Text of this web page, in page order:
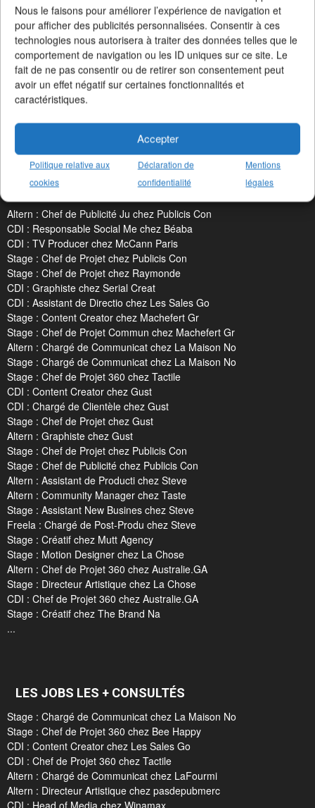
Nous le faisons pour améliorer l’expérience de navigation et
pour afficher des publicités personnalisées. Consentir à ces
technologies nous autorisera à traiter des données telles que le
comportement de navigation ou les ID uniques sur ce site. Le
fait de ne pas consentir ou de retirer son consentement peut
avoir un effet négatif sur certaines fonctionnalités et
caractéristiques.
Accepter
Politique relative aux
cookies
Déclaration de
confidentialité
Mentions
légales
Un Job dans la Pub en 3 chiffres clés
+19412 offres d'emploipubliées
+2163 agenceset annonceurs
LES DERNIERS JOBS PUBLIÉS
Altern : Chef de Publicité Ju chez Publicis Con
CDI : Responsable Social Me chez Béaba
CDI : TV Producer chez McCann Paris
Stage : Chef de Projet chez Publicis Con
Stage : Chef de Projet chez Raymonde
CDI : Graphiste chez Serial Creat
CDI : Assistant de Directio chez Les Sales Go
Stage : Content Creator chez Machefert Gr
Stage : Chef de Projet Commun chez Machefert Gr
Altern : Chargé de Communicat chez La Maison No
Stage : Chargé de Communicat chez La Maison No
Stage : Chef de Projet 360 chez Tactile
CDI : Content Creator chez Gust
CDI : Chargé de Clientèle chez Gust
Stage : Chef de Projet chez Gust
Altern : Graphiste chez Gust
Stage : Chef de Projet chez Publicis Con
Stage : Chef de Publicité chez Publicis Con
Altern : Assistant de Producti chez Steve
Altern : Community Manager chez Taste
Stage : Assistant New Busines chez Steve
Freela : Chargé de Post-Produ chez Steve
Stage : Créatif chez Mutt Agency
Stage : Motion Designer chez La Chose
Altern : Chef de Projet 360 chez Australie.GA
Stage : Directeur Artistique chez La Chose
CDI : Chef de Projet 360 chez Australie.GA
Stage : Créatif chez The Brand Na
...
LES JOBS LES + CONSULTÉS
Stage : Chargé de Communicat chez La Maison No
Stage : Chef de Projet 360 chez Bee Happy
CDI : Content Creator chez Les Sales Go
CDI : Chef de Projet 360 chez Tactile
Altern : Chargé de Communicat chez LaFourmi
Altern : Directeur Artistique chez pasdepubmerc
CDI : Head of Media chez Winamax